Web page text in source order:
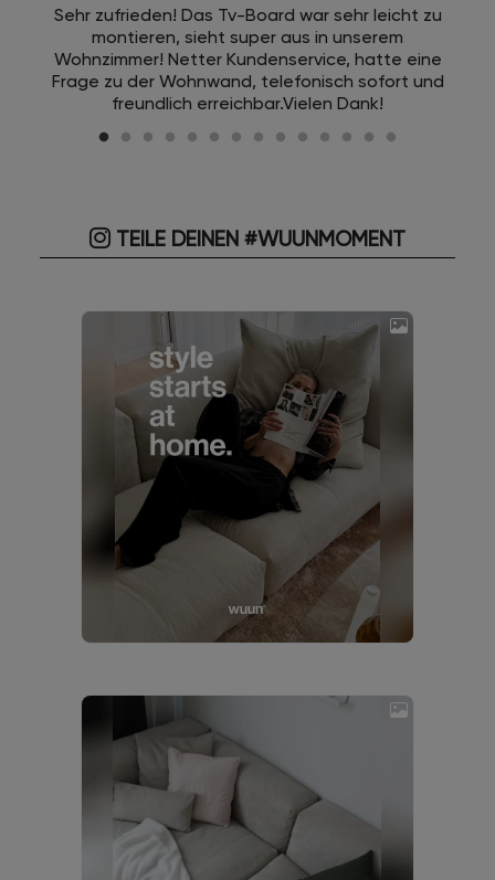
Sehr zufrieden! Das Tv-Board war sehr leicht zu
montieren, sieht super aus in unserem
Wohnzimmer! Netter Kundenservice, hatte eine
Frage zu der Wohnwand, telefonisch sofort und
freundlich erreichbar.Vielen Dank!
TEILE DEINEN #WUUNMOMENT